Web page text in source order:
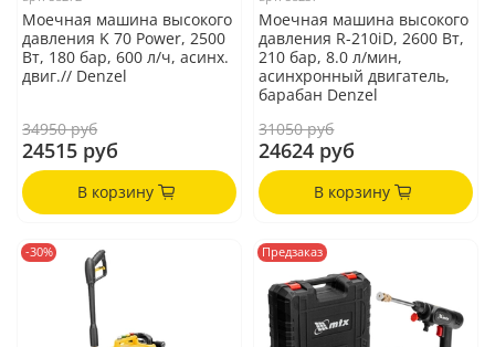
Моечная машина высокого
давления K 70 Power, 2500
Вт, 180 бар, 600 л/ч, асинх.
двиг.// Denzel
34950 руб
24515 руб
В корзину
Моечная машина высокого
давления R-210iD, 2600 Вт,
210 бар, 8.0 л/мин,
асинхронный двигатель,
барабан Denzel
31050 руб
24624 руб
В корзину
-30% Предзаказ